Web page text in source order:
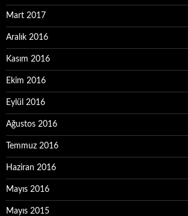
Mart 2017
Aralık 2016
Kasım 2016
Ekim 2016
Eylül 2016
Ağustos 2016
Temmuz 2016
Haziran 2016
Mayıs 2016
Mayıs 2015